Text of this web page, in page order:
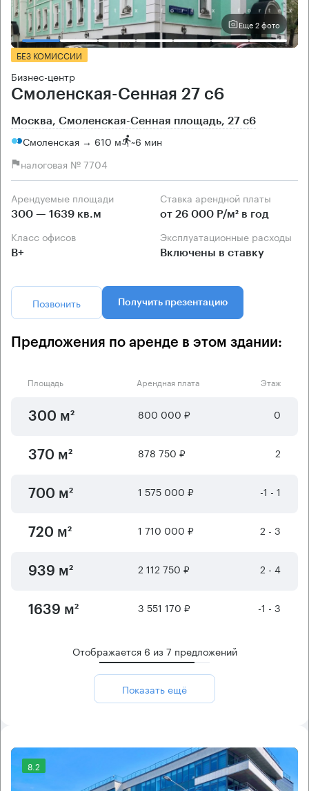
Еще 2 фото
БЕЗ КОМИССИИ
Бизнес-центр
Смоленская-Сенная 27 с6
Москва, Смоленская-Сенная площадь, 27 с6
Смоленская → 610 м ~6 мин
налоговая № 7704
Арендуемые площади
300 — 1639 кв.м
Ставка арендной платы
от 26 000 Р/м² в год
Класс офисов
B+
Эксплуатационные расходы
Включены в ставку
Позвонить Получить презентацию
Предложения по аренде в этом здании:
Площадь Арендная плата Этаж
300 м² 800 000 ₽ 0
370 м² 878 750 ₽ 2
700 м² 1 575 000 ₽ -1 - 1
720 м² 1 710 000 ₽ 2 - 3
939 м² 2 112 750 ₽ 2 - 4
1639 м² 3 551 170 ₽ -1 - 3
Отображается 6 из7 предложений
Показать ещё
8.2